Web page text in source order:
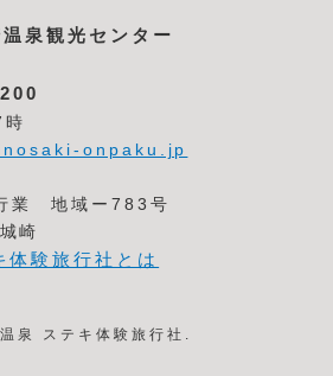
泉観光センター
onpaku.jp
業 地域ー783号
崎
験旅行社とは
泉 ステキ体験旅行社.